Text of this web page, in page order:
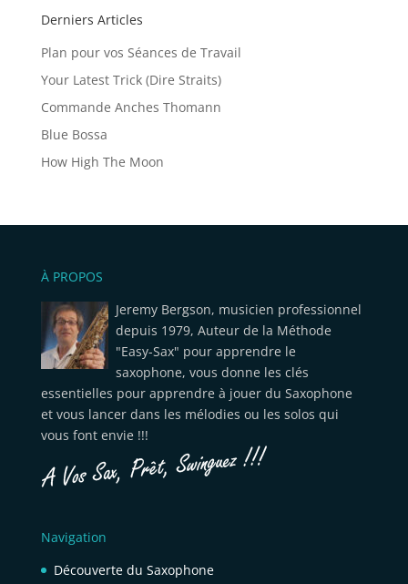
Derniers Articles
Plan pour vos Séances de Travail
Your Latest Trick (Dire Straits)
Commande Anches Thomann
Blue Bossa
How High The Moon
À PROPOS
Jeremy Bergson, musicien professionnel
depuis 1979, Auteur de la Méthode
"Easy-Sax" pour apprendre le
saxophone, vous donne les clés
essentielles pour apprendre à jouer du Saxophone
et vous lancer dans les mélodies ou les solos qui
vous font envie !!!
Navigation
Découverte du Saxophone